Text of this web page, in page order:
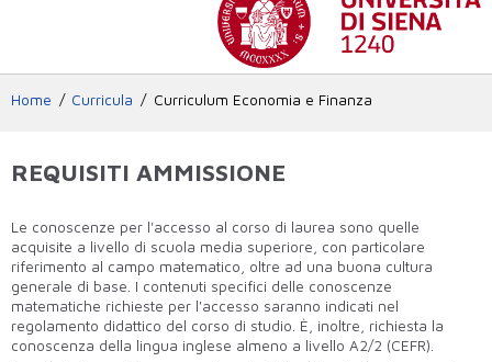
Home Curricula Curriculum Economia e Finanza
REQUISITI AMMISSIONE
Le conoscenze per l'accesso al corso di laurea sono quelle
acquisite a livello di scuola media superiore, con particolare
riferimento al campo matematico, oltre ad una buona cultura
generale di base. I contenuti specifici delle conoscenze
matematiche richieste per l'accesso saranno indicati nel
regolamento didattico del corso di studio. È, inoltre, richiesta la
conoscenza della lingua inglese almeno a livello A2/2 (CEFR).